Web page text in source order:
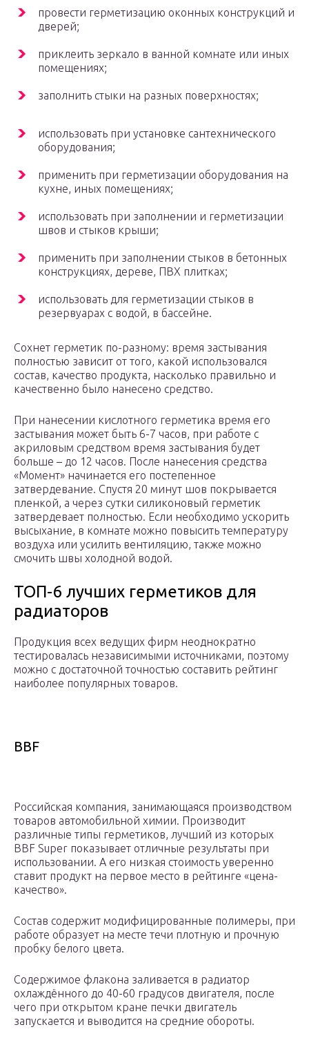
провести герметизацию оконных конструкций и
дверей;
приклеить зеркало в ванной комнате или иных
помещениях;
заполнить стыки на разных поверхностях;
использовать при установке сантехнического
оборудования;
применить при герметизации оборудования на
кухне, иных помещениях;
использовать при заполнении и герметизации
швов и стыков крыши;
применить при заполнении стыков в бетонных
конструкциях, дереве, ПВХ плитках;
использовать для герметизации стыков в
резервуарах с водой, в бассейне.
Сохнет герметик по-разному: время застывания
полностью зависит от того, какой использовался
состав, качество продукта, насколько правильно и
качественно было нанесено средство.
При нанесении кислотного герметика время его
застывания может быть 6-7 часов, при работе с
акриловым средством время застывания будет
больше – до 12 часов. После нанесения средства
«Момент» начинается его постепенное
затвердевание. Спустя 20 минут шов покрывается
пленкой, а через сутки силиконовый герметик
затвердевает полностью. Если необходимо ускорить
высыхание, в комнате можно повысить температуру
воздуха или усилить вентиляцию, также можно
смочить швы холодной водой.
ТОП-6 лучших герметиков для
радиаторов
Продукция всех ведущих фирм неоднократно
тестировалась независимыми источниками, поэтому
можно с достаточной точностью составить рейтинг
наиболее популярных товаров.
BBF
Российская компания, занимающаяся производством
товаров автомобильной химии. Производит
различные типы герметиков, лучший из которых
BBF Super показывает отличные результаты при
использовании. А его низкая стоимость уверенно
ставит продукт на первое место в рейтинге «цена-
качество».
Состав содержит модифицированные полимеры, при
работе образует на месте течи плотную и прочную
пробку белого цвета.
Содержимое флакона заливается в радиатор
охлаждённого до 40-60 градусов двигателя, после
чего при открытом кране печки двигатель
запускается и выводится на средние обороты.